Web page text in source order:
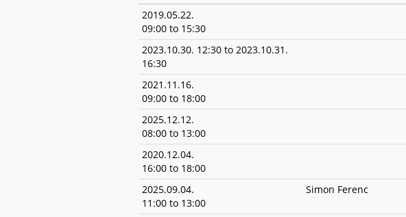
2019.05.22.
09:00 to 15:30
2023.10.30. 12:30 to 2023.10.31.
16:30
2021.11.16.
09:00 to 18:00
2025.12.12.
08:00 to 13:00
2020.12.04.
16:00 to 18:00
2025.09.04.
11:00 to 13:00
Simon Ferenc